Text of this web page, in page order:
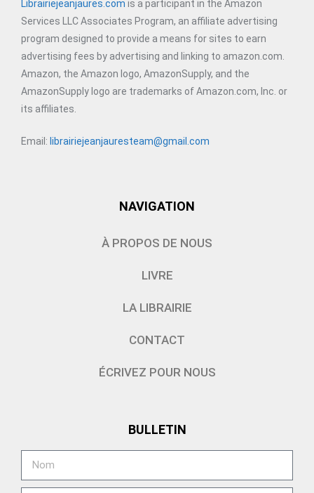
Librairiejeanjaures.com is a participant in the Amazon
Services LLC Associates Program, an affiliate advertising
program designed to provide a means for sites to earn
advertising fees by advertising and linking to amazon.com.
Amazon, the Amazon logo, AmazonSupply, and the
AmazonSupply logo are trademarks of Amazon.com, Inc. or
its affiliates.
Email: librairiejeanjauresteam@gmail.com
NAVIGATION
À PROPOS DE NOUS
LIVRE
LA LIBRAIRIE
CONTACT
ÉCRIVEZ POUR NOUS
BULLETIN